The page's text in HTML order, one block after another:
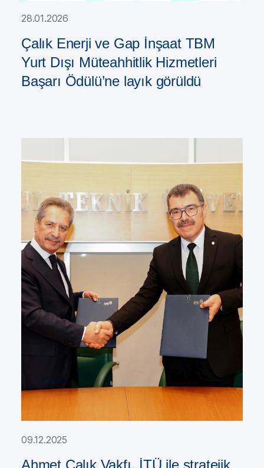
28.01.2026
Çalık Enerji ve Gap İnşaat TBM
Yurt Dışı Müteahhitlik Hizmetleri
Başarı Ödülü’ne layık görüldü
09.12.2025
Ahmet Çalık Vakfı, İTÜ ile stratejik